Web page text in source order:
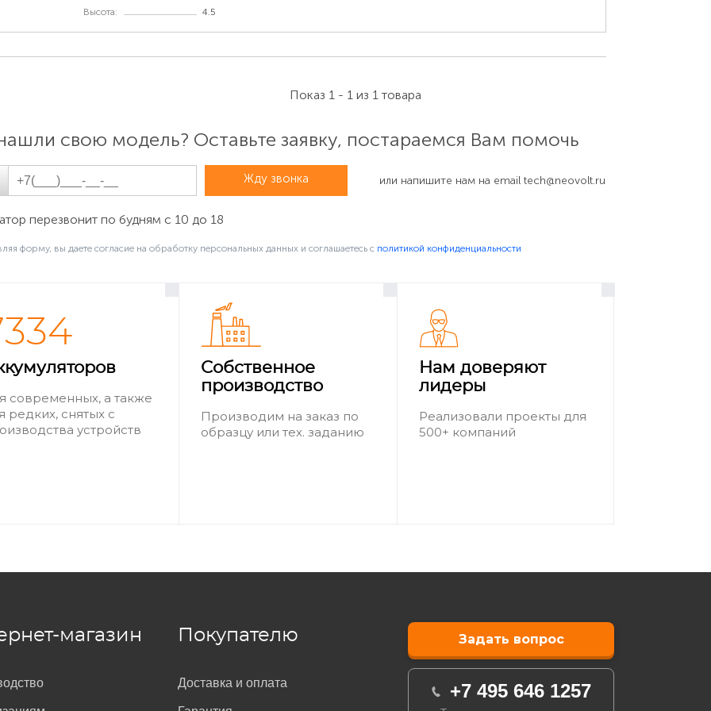
парт-номер на аккумуляторе
буквенном виде указывается в правой части аккумулятора под QR-кодом и заводской
Высота:
4.5
Показ 1 - 1 из 1 товара
свою модель? Оставьте заявку, постараемся Вам помочь
Жду звонка или напишите нам на email tech@neovolt.ru
перезвонит по будням с 10 до 18
форму, вы даете согласие на обработку персональных данных и соглашаетесь c политикой конфиденциальности
современных, а также
редких, снятых с
устройств
Собственное
производство
Производим на заказ по
образцу или тех. заданию
Нам доверяют
лидеры
Реализовали проекты для
500+ компаний
магазин Покупателю
Доставка и оплата
Задать вопрос
+7 495 646 1257